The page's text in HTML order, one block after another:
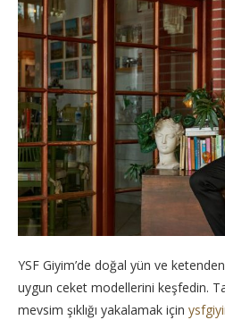
YSF Giyim’de doğal yün ve
uygun ceket modellerini keşfedin.
mevsim şıklığı yakalamak için